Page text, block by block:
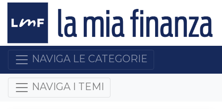
NAVIGA LE CATEGORIE
NAVIGA I TEMI